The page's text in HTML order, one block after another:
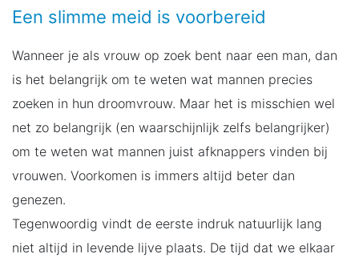
Een slimme meid is voorbereid
Wanneer je als vrouw op zoek bent naar een man, dan
is het belangrijk om te weten wat mannen precies
zoeken in hun droomvrouw. Maar het is misschien wel
net zo belangrijk (en waarschijnlijk zelfs belangrijker)
om te weten wat mannen juist afknappers vinden bij
vrouwen. Voorkomen is immers altijd beter dan
genezen.
Tegenwoordig vindt de eerste indruk natuurlijk lang
niet altijd in levende lijve plaats. De tijd dat we elkaar